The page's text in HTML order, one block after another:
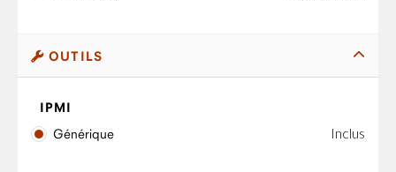
OUTILS
IPMI
Générique
Inclus